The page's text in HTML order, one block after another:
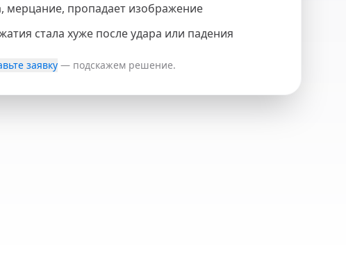
мерцание, пропадает изображение
стала хуже после удара или падения
заявку — подскажем решение.